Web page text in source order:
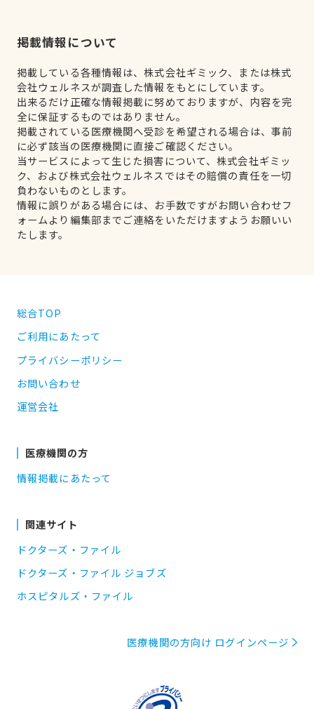
掲載情報について
掲載している各種情報は、株式会社ギミック、または株式
会社ウェルネスが調査した情報をもとにしています。
出来るだけ正確な情報掲載に努めておりますが、内容を完
全に保証するものではありません。
掲載されている医療機関へ受診を希望される場合は、事前
に必ず該当の医療機関に直接ご確認ください。
当サービスによって生じた損害について、株式会社ギミッ
ク、および株式会社ウェルネスではその賠償の責任を一切
負わないものとします。
情報に誤りがある場合には、お手数ですがお問い合わせフ
ォームより編集部までご連絡をいただけますようお願いい
たします。
総合TOP
ご利用にあたって
プライバシーポリシー
お問い合わせ
運営会社
医療機関の方
情報掲載にあたって
関連サイト
ドクターズ・ファイル
ドクターズ・ファイル ジョブズ
ホスピタルズ・ファイル
医療機関の方向け ログインページ